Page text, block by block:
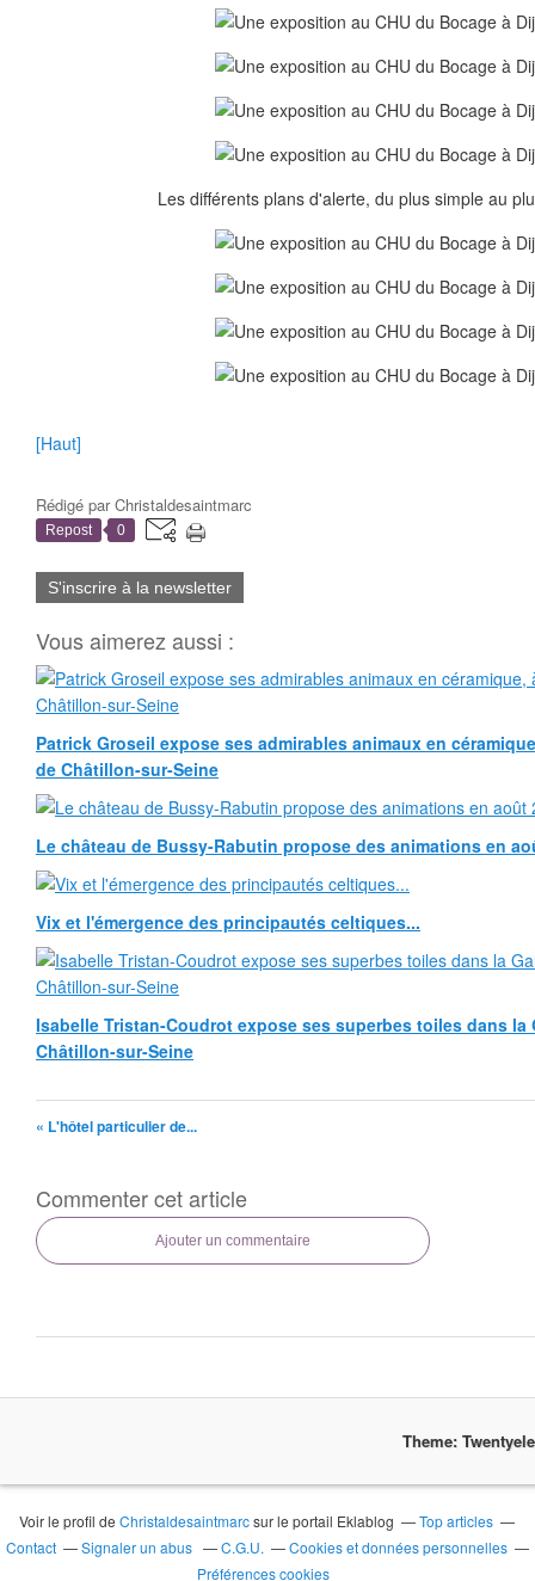
Les différents plans d'alerte, du plus simple au
[Haut]
Rédigé parChristaldesaintmarc
Repost 0
S'inscrire à la newsletter
Vous aimerez aussi :
Patrick Groseil expose ses admirables animaux en
de Châtillon-sur-Seine
Le château de Bussy-Rabutin propose des animations en
Vix et l'émergence des principautés celtiques...
Isabelle Tristan-Coudrot expose ses superbes toiles dans la
Châtillon-sur-Seine
« L'hôtel particulier de...
Commenter cet article
Ajouter un commentaire
Theme:
Voir le profil deChristaldesaintmarcsur le portail Eklablog
Top articles
Contact
Signaler un abus C.G.U.
Cookies et données personnelles
Préférences cookies